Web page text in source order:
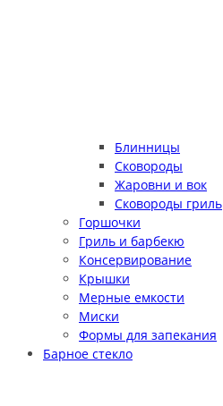
Блинницы
Сковороды
Жаровни и вок
Сковороды гриль
Горшочки
Гриль и барбекю
Консервирование
Крышки
Мерные емкости
Миски
Формы для запекания
Барное стекло